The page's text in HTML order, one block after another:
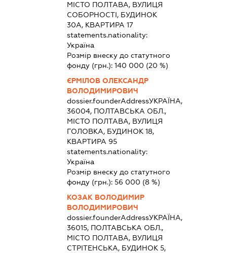
МІСТО ПОЛТАВА, ВУЛИЦЯ
СОБОРНОСТІ, БУДИНОК
30А, КВАРТИРА 17
statements.nationality:
Україна
Розмір внеску до статутного
фонду (грн.): 140 000 (20 %)
ЄРМІЛОВ ОЛЕКСАНДР
ВОЛОДИМИРОВИЧ
dossier.founderAddressУКРАЇНА,
36004, ПОЛТАВСЬКА ОБЛ.,
МІСТО ПОЛТАВА, ВУЛИЦЯ
ГОЛОВКА, БУДИНОК 18,
КВАРТИРА 95
statements.nationality:
Україна
Розмір внеску до статутного
фонду (грн.): 56 000 (8 %)
КОЗАК ВОЛОДИМИР
ВОЛОДИМИРОВИЧ
dossier.founderAddressУКРАЇНА,
36015, ПОЛТАВСЬКА ОБЛ.,
МІСТО ПОЛТАВА, ВУЛИЦЯ
СТРІТЕНСЬКА, БУДИНОК 5,